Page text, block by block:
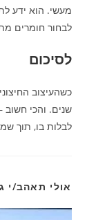
מעשי. הוא ידע
לבחור חומרים
לסיכום
כשהעיצוב
שנים. והכי
לבלות בו, תוך
אולי תאהב/י